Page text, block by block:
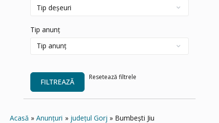
Tip anunț
FILTREAZĂ
Resetează filtrele
Acasă Anunțuri județul Gorj Bumbești Jiu